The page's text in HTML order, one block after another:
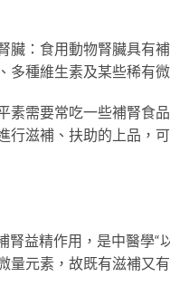
臟：食用動物腎臟具有
多種維生素及某些稀有
素需要常吃一些補腎食
行滋補、扶助的上品，
益精作用，是中醫學“
量元素，故既有滋補又